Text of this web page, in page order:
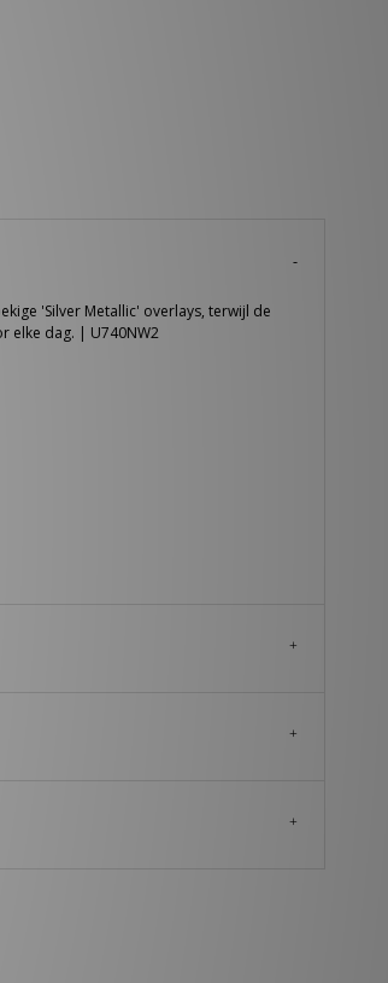
'Silver Metallic' overlays, terwijl de
elke dag. | U740NW2